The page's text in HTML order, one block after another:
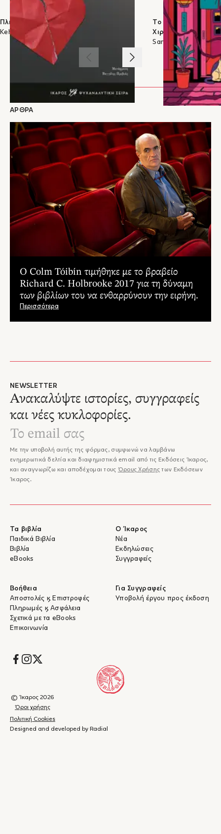
Γραμμάτων (Laureate for Irish Fiction) για την περίοδο 2022-2024 από το
Συμβούλιο Τεχνών της Ιρλανδίας. Είναι καθηγητής Ανθρωπιστικών Επιστημών
στο Πανεπιστήμιο Κολούμπια. Ζει στην Ιρλανδία και τη Νέα Υόρκη.
Πληγωμένοι θεραπευτές
Keh-Ming Lin
Το μαγικό
Χιρασάκα
Sanaka Hiiragi
ΑΡΘΡΑ
Ο Colm Tóibín τιμήθηκε με το βραβείο
Richard C. Holbrooke 2017 για τη δύναμη
των βιβλίων του να ενθαρρύνουν την ειρήνη.
Περισσότερα
NEWSLETTER
Ανακαλύψτε ιστορίες, συγγραφείς
και νέες κυκλοφορίες.
Με την υποβολή αυτής της φόρμας, συμφωνώ να λαμβάνω
ενημερωτικά δελτία και διαφημιστικά email από τις Εκδόσεις Ίκαρος,
και αναγνωρίζω και αποδέχομαι τους Όρους Χρήσης των Εκδόσεων
Ίκαρος.
Τα βιβλία
Παιδικά Βιβλία
Βιβλία
eBooks
Ο Ίκαρος
Νέα
Εκδηλώσεις
Συγγραφείς
Βοήθεια
Αποστολές & Επιστροφές
Πληρωμές & Ασφάλεια
Σχετικά με τα eBooks
Επικοινωνία
Για Συγγραφείς
Υποβολή έργου προς έκδοση
Socials
© Ίκαρος 2026
Όροι χρήσης
Πολιτική Cookies
Designed and developed by Radial